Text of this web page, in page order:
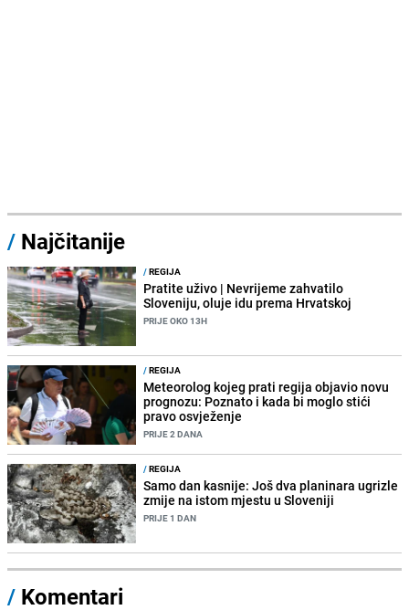
/ Najčitanije
/REGIJA
Pratite uživo | Nevrijeme zahvatilo
Sloveniju, oluje idu prema Hrvatskoj
PRIJE OKO 13H
/REGIJA
Meteorolog kojeg prati regija objavio novu
prognozu: Poznato i kada bi moglo stići
pravo osvježenje
PRIJE 2 DANA
/REGIJA
Samo dan kasnije: Još dva planinara ugrizle
zmije na istom mjestu u Sloveniji
PRIJE 1 DAN
/ Komentari